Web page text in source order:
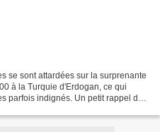
se sont attardées sur la surprenante
à la Turquie d'Erdogan, ce qui
parfois indignés. Un petit rappel de